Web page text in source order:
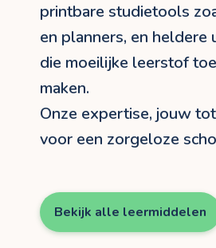
printbare studietools
en planners, en heldere
die moeilijke leerstof
maken.
Onze expertise, jouw
voor een zorgeloze
Bekijk alle leermiddelen